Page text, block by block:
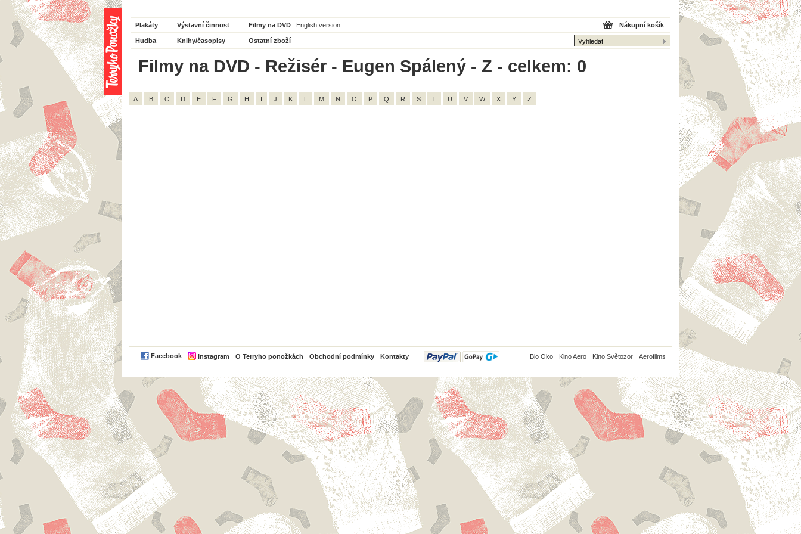
Plakáty Výstavní činnost Filmy na DVD English version
Hudba Knihy/časopisy Ostatní zboží
Nákupní košík
Filmy na DVD - Režisér - Eugen Spálený - Z - celkem: 0
A B C D E F G H I J K L M N O P Q R S T U V W X Y Z
Facebook Instagram O Terryho ponožkách Obchodní podmínky Kontakty
PayPal Bio Oko Kino Aero Kino Světozor Aerofilms